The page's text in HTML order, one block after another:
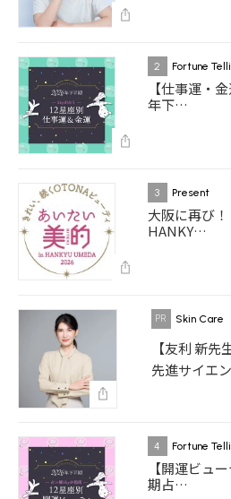
2 Fortune
【仕事運・
年下…
3 Present
大阪に再び
HANKY…
Skin Care
【友利 新
先進サイエ
4 Fortune
【開運ビュ
期占…